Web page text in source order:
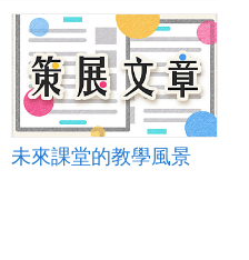
未來課堂的教學風景